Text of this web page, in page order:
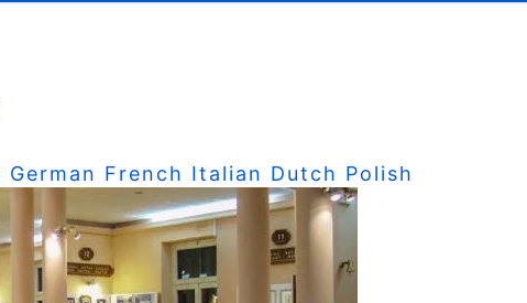
German French Italian Dutch Polish